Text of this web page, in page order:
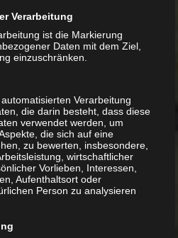
Verarbeitung
ist die Markierung
Daten mit dem Ziel,
einzuschränken.
Verarbeitung
die darin besteht, dass diese
verwendet werden, um
die sich auf eine
zu bewerten, insbesondere,
wirtschaftlicher
Vorlieben, Interessen,
Aufenthaltsort oder
Person zu analysieren